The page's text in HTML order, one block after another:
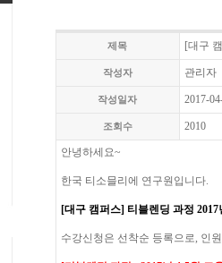
제목 [대구
작성자 관리자
작성일자 2017-
조회수 2010
안녕하세요~
한국 티소믈리에 연구원입니다.
[대구 캠퍼스] 티블렌딩 과정 2017
수강신청은 선착순 등록으로, 인원